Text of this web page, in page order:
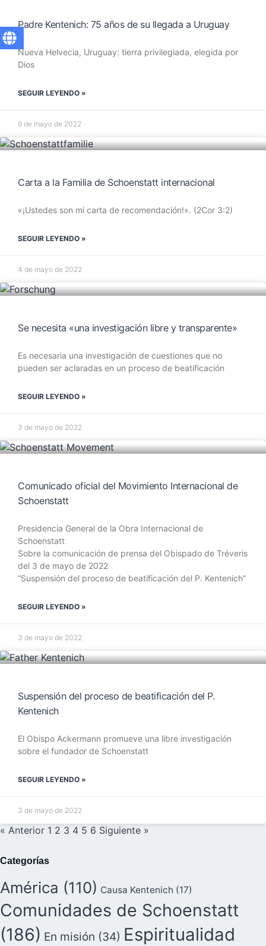
Padre Kentenich: 75 años de su llegada a Uruguay
Nueva Helvecia, Uruguay: tierra privilegiada, elegida por
Dios
SEGUIR LEYENDO »
9 de mayo de 2022
Carta a la Familia de Schoenstatt internacional
«¡Ustedes son mi carta de recomendación!». (2Cor 3:2)
SEGUIR LEYENDO »
4 de mayo de 2022
Se necesita «una investigación libre y transparente»
Es necesaria una investigación de cuestiones que no
pueden ser aclaradas en un proceso de beatificación
SEGUIR LEYENDO »
3 de mayo de 2022
Comunicado oficial del Movimiento Internacional de
Schoenstatt
Presidencia General de la Obra Internacional de
Schoenstatt
Sobre la comunicación de prensa del Obispado de Tréveris
del 3 de mayo de 2022
“Suspensión del proceso de beatificación del P. Kentenich”
SEGUIR LEYENDO »
3 de mayo de 2022
Suspensión del proceso de beatificación del P.
Kentenich
El Obispo Ackermann promueve una libre investigación
sobre el fundador de Schoenstatt
SEGUIR LEYENDO »
3 de mayo de 2022
« Anterior 1 2 3 4 5 6 Siguiente »
Categorías
América (110) Causa Kentenich (17)
Comunidades de Schoenstatt
(186) En misión (34) Espiritualidad